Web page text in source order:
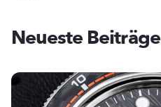
Neueste Beiträge